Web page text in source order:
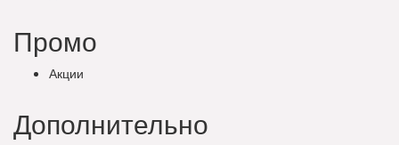
Промо
Акции
Дополнительно